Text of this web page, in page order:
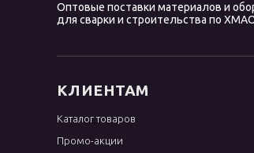
Оптовые поставки материалов и
для сварки и строительства по
КЛИЕНТАМ
Каталог товаров
Промо-акции